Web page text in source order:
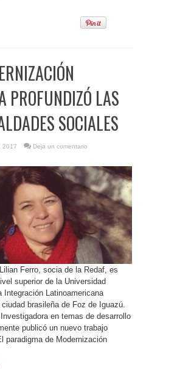
PROFUNDIZÓ LAS
SOCIALES
2017
Deja un comentario
Ferro, socia de la Redaf, es
superior de la Universidad
Integración Latinoamericana
brasileña de Foz de Iguazú.
en temas de desarrollo
publicó un nuevo trabajo
paradigma de Modernización